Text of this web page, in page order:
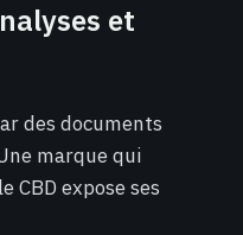
et
des documents
marque qui
CBD expose ses